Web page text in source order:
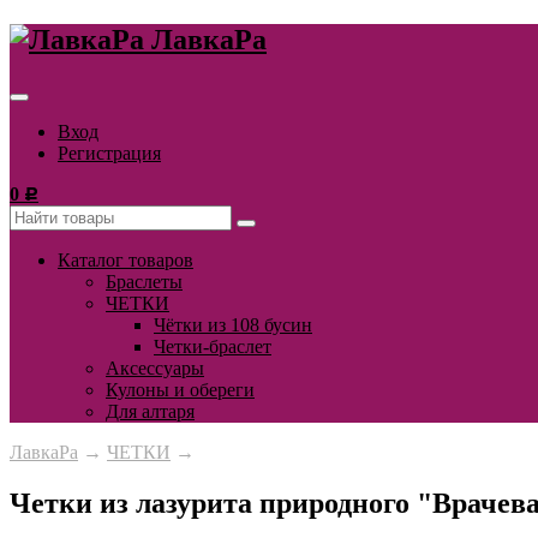
ЛавкаРа
Вход
Регистрация
0 Р
Каталог товаров
Браслеты
ЧЕТКИ
Чётки из 108 бусин
Четки-браслет
Аксессуары
Кулоны и обереги
Для алтаря
ЛавкаРа → ЧЕТКИ →
Четки из лазурита природного